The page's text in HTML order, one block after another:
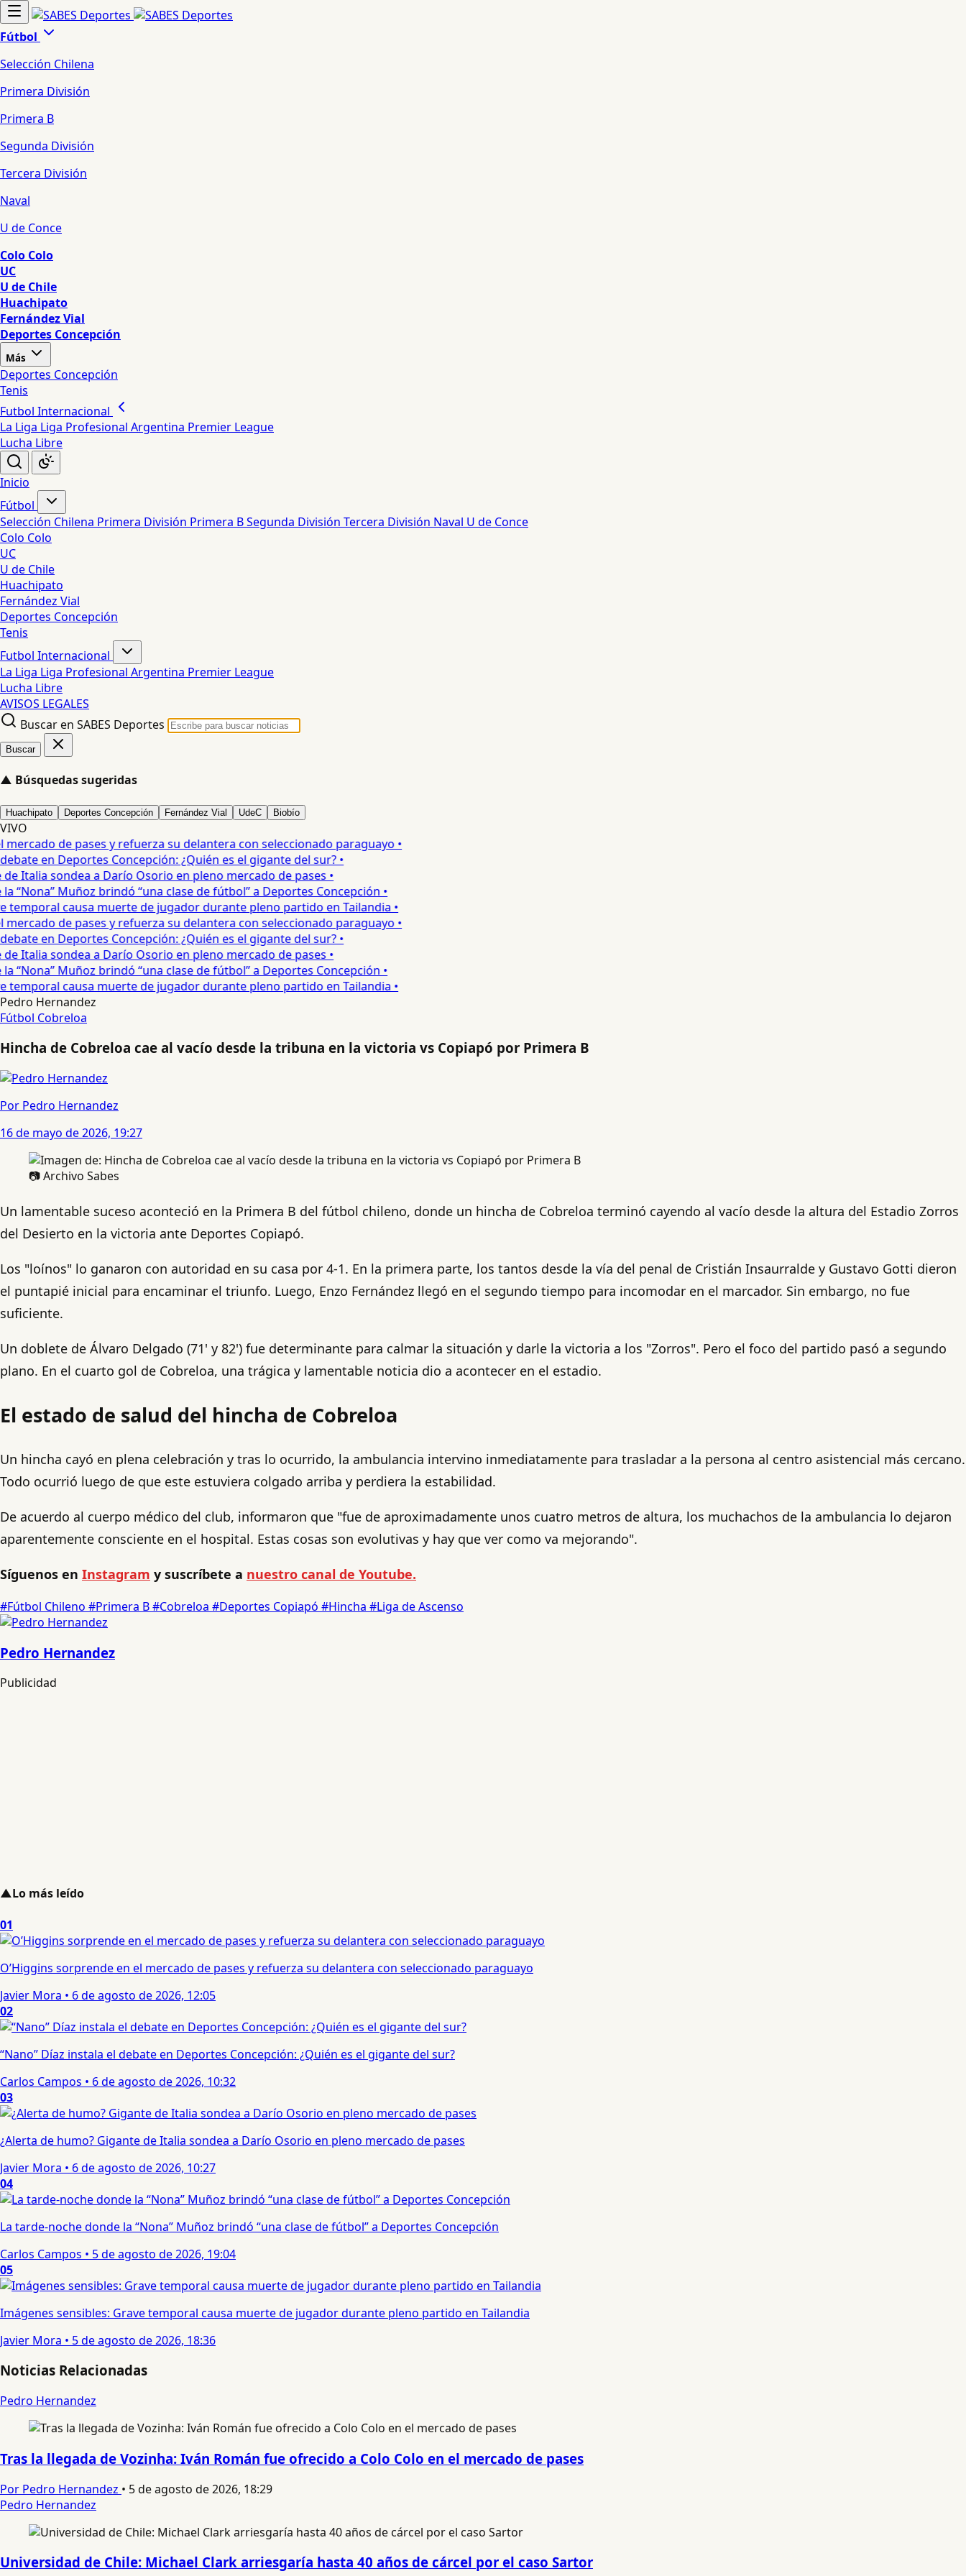
Fútbol
Selección Chilena
Primera División
Primera B
Segunda División
Tercera División
Naval
U de Conce
Colo Colo
UC
U de Chile
Huachipato
Fernández Vial
Deportes Concepción
Más
Deportes Concepción
Tenis
Futbol Internacional
La Liga Liga Profesional Argentina Premier League
Lucha Libre
Inicio
Fútbol
Selección Chilena Primera División Primera BSegunda División Tercera División Naval U de Conce
Colo Colo
UC
U de Chile
Huachipato
Fernández Vial
Deportes Concepción
Tenis
Futbol Internacional
La Liga Liga Profesional Argentina Premier League
Lucha Libre
AVISOS LEGALES
Buscar en SABES Deportes
Buscar
▲ Búsquedas sugeridas
Huachipato Deportes Concepción Fernández Vial UdeC Biobío
VIVO
de pases y refuerza su delantera con seleccionado paraguayo •
en Deportes Concepción: ¿Quién es el gigante del sur? •
Italia sondea a Darío Osorio en pleno mercado de pases •
Muñoz brindó “una clase de fútbol” a Deportes Concepción •
causa muerte de jugador durante pleno partido en Tailandia •
de pases y refuerza su delantera con seleccionado paraguayo •
en Deportes Concepción: ¿Quién es el gigante del sur? •
Italia sondea a Darío Osorio en pleno mercado de pases •
Muñoz brindó “una clase de fútbol” a Deportes Concepción •
causa muerte de jugador durante pleno partido en Tailandia •
Pedro Hernandez
Fútbol Cobreloa
Hincha de Cobreloa cae al vacío desde la tribuna en la victoria vs Copiapó por Primera B
Por Pedro Hernandez
16 de mayo de 2026, 19:27
📷 Archivo Sabes
Un lamentable suceso aconteció en la Primera B del fútbol chileno, donde un hincha de Cobreloa terminó cayendo al vacío desde la altura del Estadio Zorros
del Desierto en la victoria ante Deportes Copiapó.
Los "loínos" lo ganaron con autoridad en su casa por 4-1. En la primera parte, los tantos desde la vía del penal de Cristián Insaurralde y Gustavo Gotti dieron
el puntapié inicial para encaminar el triunfo. Luego, Enzo Fernández llegó en el segundo tiempo para incomodar en el marcador. Sin embargo, no fue
suficiente.
Un doblete de Álvaro Delgado (71' y 82') fue determinante para calmar la situación y darle la victoria a los "Zorros". Pero el foco del partido pasó a segundo
plano. En el cuarto gol de Cobreloa, una trágica y lamentable noticia dio a acontecer en el estadio.
El estado de salud del hincha de Cobreloa
Un hincha cayó en plena celebración y tras lo ocurrido, la ambulancia intervino inmediatamente para trasladar a la persona al centro asistencial más cercano.
Todo ocurrió luego de que este estuviera colgado arriba y perdiera la estabilidad.
De acuerdo al cuerpo médico del club, informaron que "fue de aproximadamente unos cuatro metros de altura, los muchachos de la ambulancia lo dejaron
aparentemente consciente en el hospital. Estas cosas son evolutivas y hay que ver como va mejorando".
Síguenos en Instagram y suscríbete a nuestro canal de Youtube.
#Fútbol Chileno #Primera B#Cobreloa #Deportes Copiapó #Hincha #Liga de Ascenso
Pedro Hernandez
Publicidad
▲Lo más leído
01
O’Higgins sorprende en el mercado de pases y refuerza su delantera con seleccionado paraguayo
Javier Mora • 6 de agosto de 2026, 12:05
02
“Nano” Díaz instala el debate en Deportes Concepción: ¿Quién es el gigante del sur?
Carlos Campos • 6 de agosto de 2026, 10:32
03
¿Alerta de humo? Gigante de Italia sondea a Darío Osorio en pleno mercado de pases
Javier Mora • 6 de agosto de 2026, 10:27
04
La tarde-noche donde la “Nona” Muñoz brindó “una clase de fútbol” a Deportes Concepción
Carlos Campos • 5 de agosto de 2026, 19:04
05
Imágenes sensibles: Grave temporal causa muerte de jugador durante pleno partido en Tailandia
Javier Mora • 5 de agosto de 2026, 18:36
Noticias Relacionadas
Pedro Hernandez
Tras la llegada de Vozinha: Iván Román fue ofrecido a Colo Colo en el mercado de pases
Por Pedro Hernandez • 5 de agosto de 2026, 18:29
Pedro Hernandez
Universidad de Chile: Michael Clark arriesgaría hasta 40 años de cárcel por el caso Sartor